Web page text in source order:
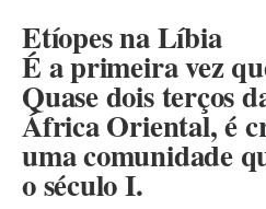
Etíopes na Líbia
É a primeira vez
Quase dois terços
África Oriental, é
uma comunidade
o século I.